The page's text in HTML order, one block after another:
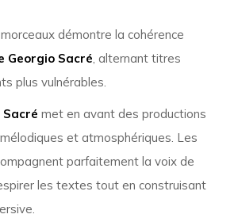
démontre la cohérence
Georgio Sacré, alternant titres
plus vulnérables.
Sacré met en avant des productions
et atmosphériques. Les
parfaitement la voix de
les textes tout en construisant